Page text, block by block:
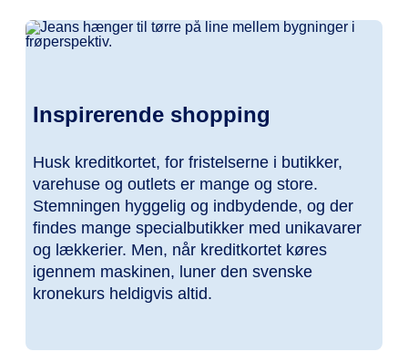
Inspirerende shopping
Husk kreditkortet, for fristelserne i butikker,
varehuse og outlets er mange og store.
Stemningen hyggelig og indbydende, og der
findes mange specialbutikker med unikavarer
og lækkerier. Men, når kreditkortet køres
igennem maskinen, luner den svenske
kronekurs heldigvis altid.